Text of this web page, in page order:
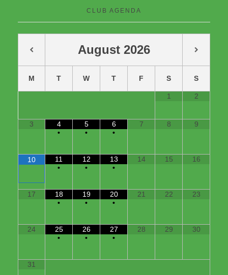
CLUB AGENDA
August 2026
M T W T F S S
1 2
3
4
•
5
•
6
•
7 8 9
10
11
•
12
•
13
•
14 15 16
17
18
•
19
•
20
•
21 22 23
24
25
•
26
•
27
•
28 29 30
31